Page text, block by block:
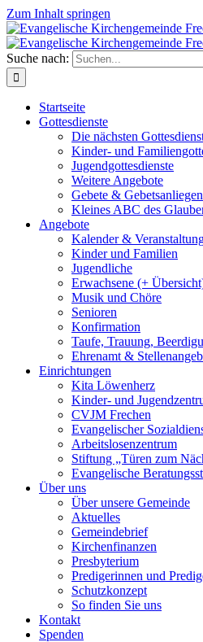
Zum Inhalt springen
Suche nach:
Startseite
Gottesdienste
Die nächsten
Kinder- und
Jugendgottesdienste
Weitere Angebote
Gebete & Gebetsanliegen
Kleines ABC des
Angebote
Kalender &
Kinder und Familien
Jugendliche
Erwachsene (+
Musik und Chöre
Senioren
Konfirmation
Taufe, Trauung,
Ehrenamt &
Einrichtungen
Kita Löwenherz
Kinder- und
CVJM Frechen
Evangelischer
Arbeitslosenzentrum
Stiftung „Türen zum
Evangelische
Über uns
Über unsere Gemeinde
Aktuelles
Gemeindebrief
Kirchenfinanzen
Presbyterium
Predigerinnen und
Schutzkonzept
So finden Sie uns
Kontakt
Spenden